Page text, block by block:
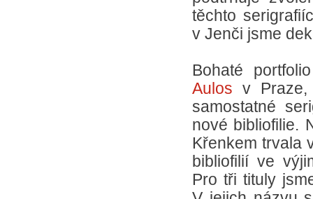
těchto
v Jenči jsme
Bohaté
Aulos v
samostatné
nové bibliofilie.
Křenkem trvala
bibliofilií ve
Pro tři tituly